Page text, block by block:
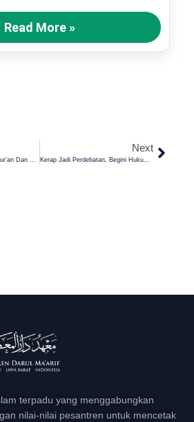
Read More »
Simak Keistimewaan Al-Qur’an Dan Bagaimana Cara Alloh Menjaganya
Next
Kerap Jadi Perdebatan, Begini Hukum Mengucapkan Selamat Natal!
terpadu yang menggabungkan
nilai-nilai pesantren untuk mencetak